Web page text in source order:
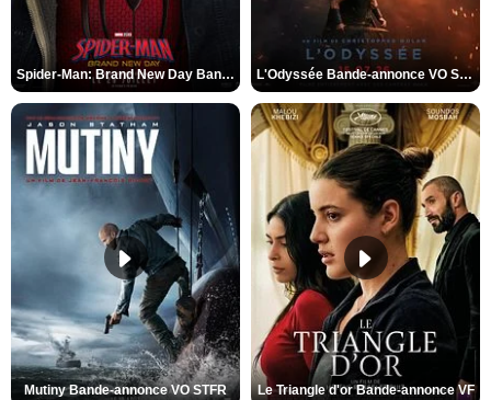
Spider-Man: Brand New Day Bande-annonce VO STFR L'Odyssée Bande-annonce VO STFR
Mutiny Bande-annonce VO STFR Le Triangle d'or Bande-annonce VF